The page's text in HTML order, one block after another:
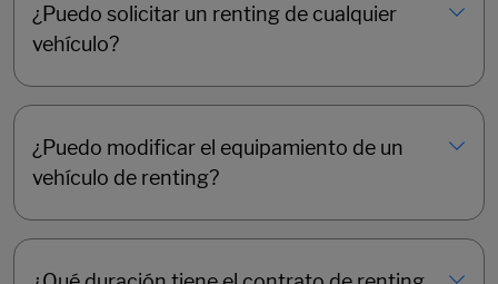
¿Puedo solicitar un renting de cualquier
vehículo?
¿Puedo modificar el equipamiento de un
vehículo de renting?